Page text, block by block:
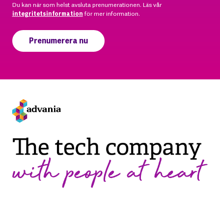
Du kan när som helst avsluta prenumerationen. Läs vår
integritetsinformation för mer information.